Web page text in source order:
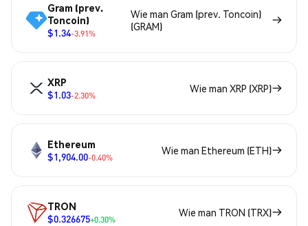
Gram (prev.
Toncoin)
$1.34-3.91%
Wie man Gram (prev. Toncoin)
(GRAM)
XRP
$1.03-2.30%
Wie man XRP (XRP)
Ethereum
$1,904.00-0.40%
Wie man Ethereum (ETH)
TRON
$0.326675+0.30%
Wie man TRON (TRX)